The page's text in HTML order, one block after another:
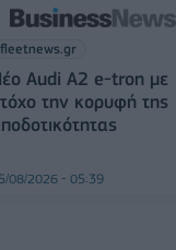
fleetnews.gr
Audi A2 e-tron με
την κορυφή της
08/2026 - 05:39